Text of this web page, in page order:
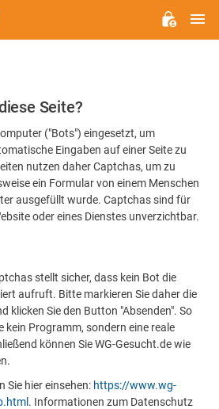
Seite?
("Bots") eingesetzt, um
Eingaben auf einer Seite zu
nutzen daher Captchas, um zu
ein Formular von einem Menschen
ausgefüllt wurde. Captchas sind für
oder eines Dienstes unverzichtbar.
stellt sicher, dass kein Bot die
aufruft. Bitte markieren Sie daher die
klicken Sie den Button "Absenden". So
kein Programm, sondern eine reale
können Sie WG-Gesucht.de wie
Sie hier einsehen: https://www.wg-
. Informationen zum Datenschutz